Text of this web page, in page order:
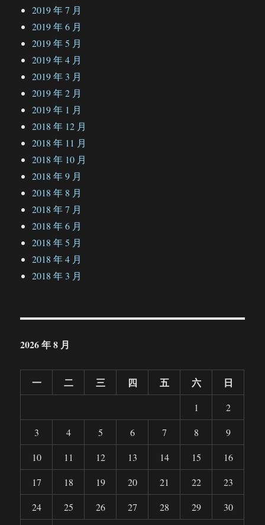
2019 年 7 月
2019 年 6 月
2019 年 5 月
2019 年 4 月
2019 年 3 月
2019 年 2 月
2019 年 1 月
2018 年 12 月
2018 年 11 月
2018 年 10 月
2018 年 9 月
2018 年 8 月
2018 年 7 月
2018 年 6 月
2018 年 5 月
2018 年 4 月
2018 年 3 月
2026 年 8 月
一 二 三 四 五 六 日
1
2
3
4 5 6 7 8
9
10
11 12 13 14 15
16
17
18 19 20 21 22
23
24
25 26 27 28 29
30